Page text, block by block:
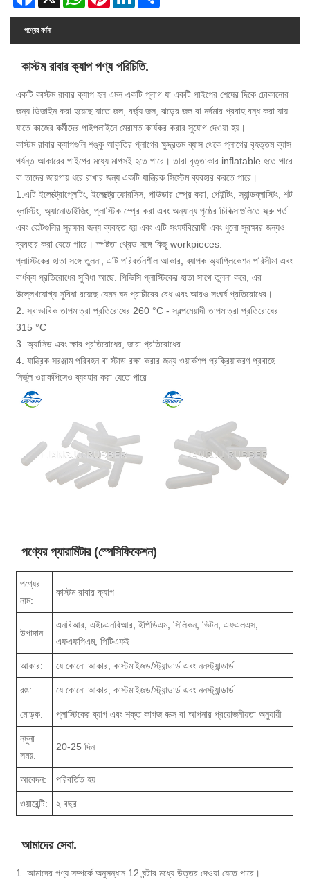
পণ্যের বর্ণনা
কাস্টম রাবার ক্যাপ পণ্য পরিচিতি.
একটি কাস্টম রাবার ক্যাপ হল এমন একটি প্লাগ যা একটি পাইপের শেষের দিকে ঢোকানোর
জন্য ডিজাইন করা হয়েছে যাতে জল, বর্জ্য জল, ঝড়ের জল বা নর্দমার প্রবাহ বন্ধ করা যায়
যাতে কাজের কর্মীদের পাইপলাইনে মেরামত কার্যকর করার সুযোগ দেওয়া হয়।
কাস্টম রাবার ক্যাপগুলি শঙ্কু আকৃতির প্লাগের ক্ষুদ্রতম ব্যাস থেকে প্লাগের বৃহত্তম ব্যাস
পর্যন্ত আকারের পাইপের মধ্যে মাপসই হতে পারে। তারা বৃত্তাকার inflatable হতে পারে
বা তাদের জায়গায় ধরে রাখার জন্য একটি যান্ত্রিক সিস্টেম ব্যবহার করতে পারে।
1.এটি ইলেক্ট্রোপ্লেটিং, ইলেক্ট্রোফোরসিস, পাউডার স্প্রে করা, পেইন্টিং, স্যান্ডব্লাস্টিং, শট
ব্লাস্টিং, অ্যানোডাইজিং, প্লাস্টিক স্প্রে করা এবং অন্যান্য পৃষ্ঠের চিকিত্সাগুলিতে স্ক্রু গর্ত
এবং বোল্টগুলির সুরক্ষার জন্য ব্যবহৃত হয় এবং এটি সংঘর্ষবিরোধী এবং ধুলো সুরক্ষার জন্যও
ব্যবহার করা যেতে পারে। স্পষ্টতা থ্রেড সঙ্গে কিছু workpieces.
প্লাস্টিকের হাতা সঙ্গে তুলনা, এটি পরিবর্তনশীল আকার, ব্যাপক অ্যাপ্লিকেশন পরিসীমা এবং
বার্ধক্য প্রতিরোধের সুবিধা আছে. পিভিসি প্লাস্টিকের হাতা সাথে তুলনা করে, এর
উল্লেখযোগ্য সুবিধা রয়েছে যেমন ঘন প্রাচীরের বেধ এবং আরও সংঘর্ষ প্রতিরোধের।
2. স্বাভাবিক তাপমাত্রা প্রতিরোধের 260 °C - স্বল্পমেয়াদী তাপমাত্রা প্রতিরোধের
315 °C
3. অ্যাসিড এবং ক্ষার প্রতিরোধের, জারা প্রতিরোধের
4. যান্ত্রিক সরঞ্জাম পরিবহন বা স্টাড রক্ষা করার জন্য ওয়ার্কশপ প্রক্রিয়াকরণ প্রবাহে
নির্ভুল ওয়ার্কপিসেও ব্যবহার করা যেতে পারে
পণ্যের প্যারামিটার (স্পেসিফিকেশন)
পণ্যের
নাম:
কাস্টম রাবার ক্যাপ
উপাদান:
এনবিআর, এইচএনবিআর, ইপিডিএম, সিলিকন, ভিটন, এফএলএস,
এফএফপিএম, পিটিএফই
আকার: যে কোনো আকার, কাস্টমাইজড/স্ট্যান্ডার্ড এবং ননস্ট্যান্ডার্ড
রঙ: যে কোনো আকার, কাস্টমাইজড/স্ট্যান্ডার্ড এবং ননস্ট্যান্ডার্ড
মোড়ক: প্লাস্টিকের ব্যাগ এবং শক্ত কাগজ বাক্স বা আপনার প্রয়োজনীয়তা অনুযায়ী
নমুনা
সময়:
20-25 দিন
আবেদন: পরিবর্তিত হয়
ওয়ারেন্টি: ২ বছর
আমাদের সেবা.
1. আমাদের পণ্য সম্পর্কে অনুসন্ধান 12 ঘন্টার মধ্যে উত্তর দেওয়া যেতে পারে।